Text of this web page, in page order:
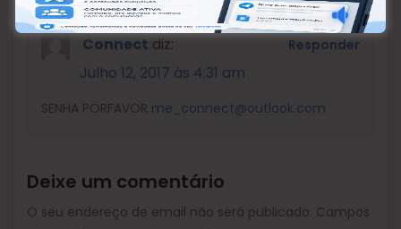
Connect diz:
Julho 12, 2017 às 4:31 am
SENHA PORFAVOR me_connect@outlook.com
Responder
Deixe um comentário
O seu endereço de email não será publicado. Campos